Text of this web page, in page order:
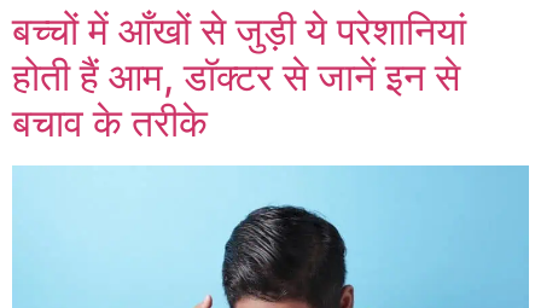
बच्चों में आँखों से जुड़ी ये परेशानियां
होती हैं आम, डॉक्टर से जानें इन से
बचाव के तरीके